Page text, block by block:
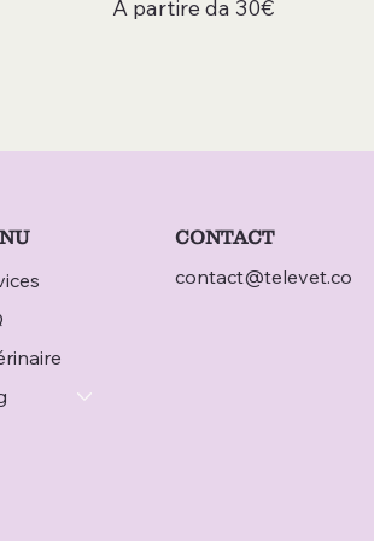
A partire da 30€
CONTACT
contact@televet.co